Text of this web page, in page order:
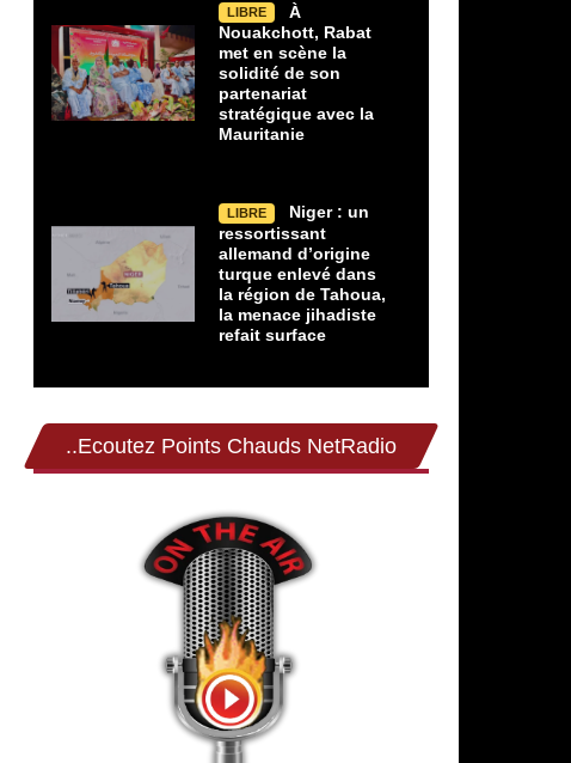
LIBRE
À
Nouakchott, Rabat
met en scène la
solidité de son
partenariat
stratégique avec la
Mauritanie
LIBRE
Niger : un
ressortissant
allemand d’origine
turque enlevé dans
la région de Tahoua,
la menace jihadiste
refait surface
..Ecoutez Points Chauds NetRadio